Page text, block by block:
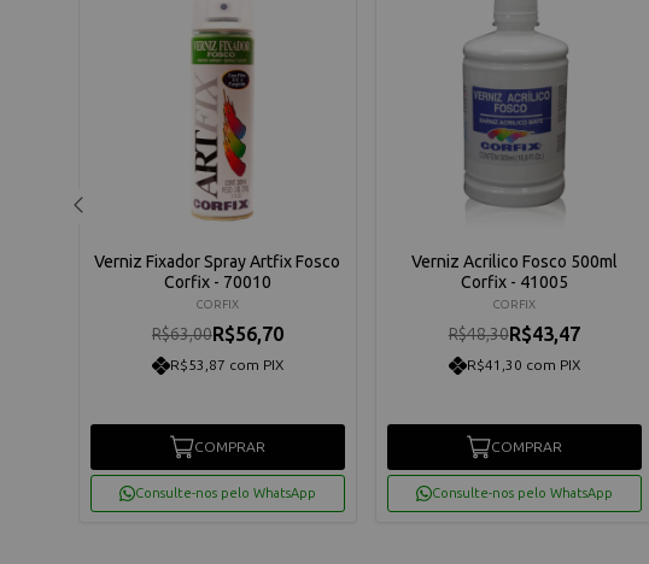
Verniz Fixador Spray Artfix Fosco
Corfix - 70010
CORFIX
R$63,00R$56,70
R$53,87 com PIX
COMPRAR
Consulte-nos pelo WhatsApp
Verniz Acrilico Fosco 500ml
Corfix - 41005
CORFIX
R$48,30R$43,47
R$41,30 com PIX
COMPRAR
Consulte-nos pelo WhatsApp